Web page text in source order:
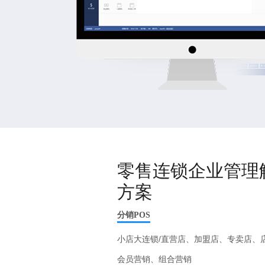
零售连锁企业管理
方案
分销POS
小店大连锁/直营店、加盟店、专卖店、
会员营销、组合营销